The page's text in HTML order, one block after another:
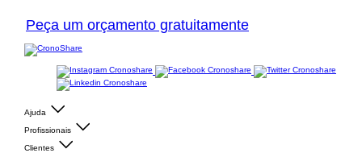
Peça um orçamento gratuitamente
Ajuda
Profissionais
Clientes